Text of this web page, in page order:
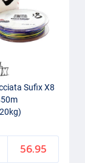
Sufix X8
56.95